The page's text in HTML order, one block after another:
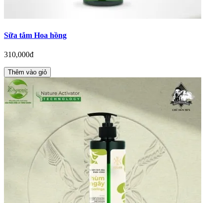
Sữa tắm Hoa hồng
310,000đ
Thêm vào giỏ